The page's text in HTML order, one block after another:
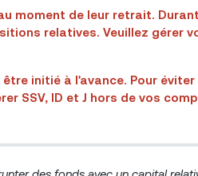
moment de leur retrait.
relatives. Veuillez gérer
initié à l'avance. Pour
SSV, ID et J hors de vos